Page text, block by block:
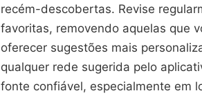
recém-descobertas. Revise
favoritas, removendo aquelas que
oferecer sugestões mais
qualquer rede sugerida pelo
fonte confiável, especialmente em